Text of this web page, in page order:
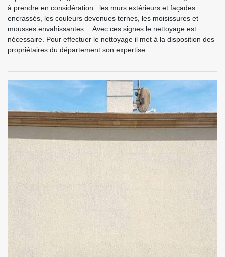
à prendre en considération : les murs extérieurs et façades
encrassés, les couleurs devenues ternes, les moisissures et
mousses envahissantes… Avec ces signes le nettoyage est
nécessaire. Pour effectuer le nettoyage il met à la disposition des
propriétaires du département son expertise.